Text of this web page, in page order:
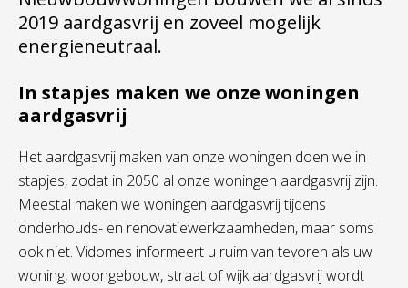
2019 aardgasvrij en zoveel mogelijk
energieneutraal.
In stapjes maken we onze woningen
aardgasvrij
Het aardgasvrij maken van onze woningen doen we in
stapjes, zodat in 2050 al onze woningen aardgasvrij zijn.
Meestal maken we woningen aardgasvrij tijdens
onderhouds- en renovatiewerkzaamheden, maar soms
ook niet. Vidomes informeert u ruim van tevoren als uw
woning, woongebouw, straat of wijk aardgasvrij wordt